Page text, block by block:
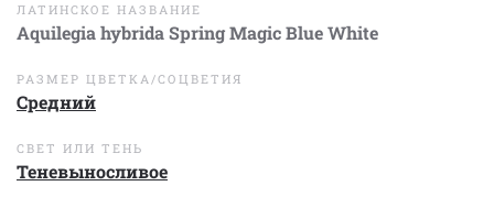
ЛАТИНСКОЕ НАЗВАНИЕ
Aquilegia hybrida Spring Magic Blue White
РАЗМЕР ЦВЕТКА/СОЦВЕТИЯ
Средний
СВЕТ ИЛИ ТЕНЬ
Теневыносливое